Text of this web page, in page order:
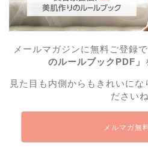
メールマガジンに無料ご登録で
のルールブックPDF」
見た目も内側からもきれいにな
ださいね
メルマガ無